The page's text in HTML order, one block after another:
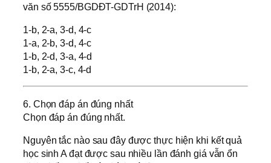
văn số 5555/BGDĐT-GDTrH (2014):
1-b, 2-a, 3-d, 4-c
1-a, 2-b, 3-d, 4-c
1-b, 2-d, 3-a, 4-d
1-b, 2-a, 3-c, 4-d
6. Chọn đáp án đúng nhất
Chọn đáp án đúng nhất.
Nguyên tắc nào sau đây được thực hiện khi kết quả
học sinh A đạt được sau nhiều lần đánh giá vẫn ổn